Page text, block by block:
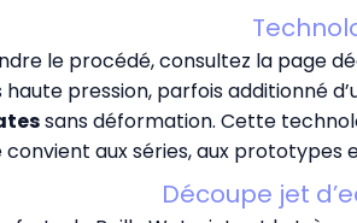
le procédé, consultez la page
pression, parfois additionné
sans déformation. Cette
convient aux séries, aux
Découpe jet